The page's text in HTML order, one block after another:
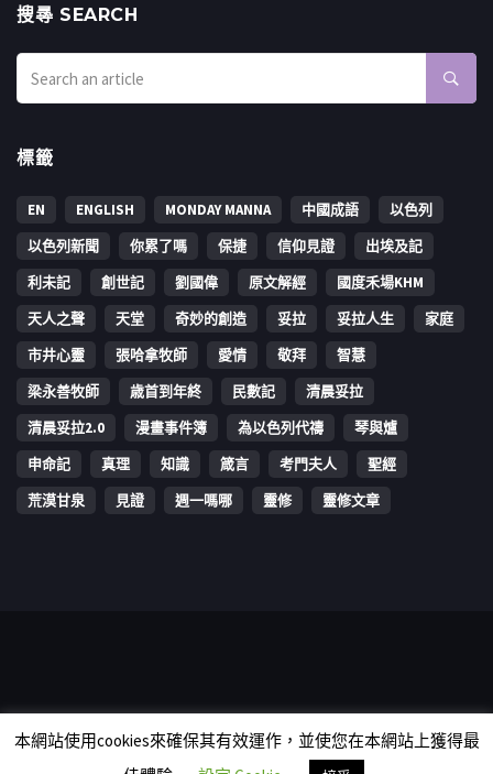
搜㝷 SEARCH
標籤
EN ENGLISH MONDAY MANNA 中國成語
以色列
以色列新聞
你累了嗎 保捷 信仰見證
出埃及記
利未記
創世記 劉國偉 原文解經
國度禾場KHM
天人之聲
天堂 奇妙的創造 妥拉 妥拉人生
家庭
市井心靈
張哈拿牧師 愛情 敬拜
智慧
梁永善牧師
歳首到年終 民數記
清晨妥拉
清晨妥拉2.0
漫畫事件簿 為以色列代禱
琴與爐
申命記
真理 知識 箴言 考門夫人
聖經
荒漠甘泉
見證 週一嗎哪 靈修 靈修文章
rights reserved.
本網站使用cookies來確保其有效運作，並使您在本網站上獲得最